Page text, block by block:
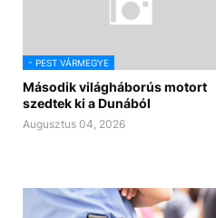
- PEST VÁRMEGYE
Második világháborús motort
szedtek ki a Dunából
Augusztus 04, 2026